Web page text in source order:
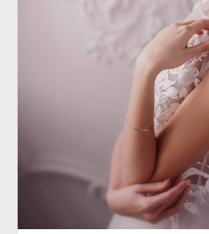
ЭНЦИКЛОПЕДИЯ
Корона не упадет: как
сочетать украшения и
прической